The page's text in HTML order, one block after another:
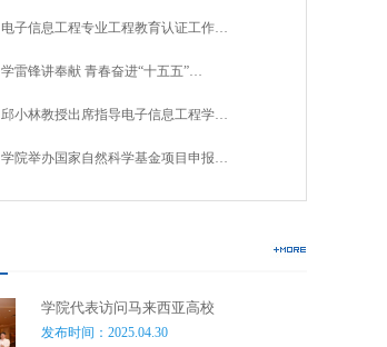
电子信息工程专业工程教育认证工作…
学雷锋讲奉献 青春奋进“十五五”…
邱小林教授出席指导电子信息工程学…
学院举办国家自然科学基金项目申报…
学院代表访问马来西亚高校
发布时间：2025.04.30